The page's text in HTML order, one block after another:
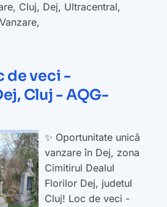
, Cluj, Dej, Ultracentral,
Vanzare,
de veci -
Cluj - AQG-
✨ Oportunitate unică
vanzare în Dej, zona
Cimitirul Dealul
Florilor Dej, judetul
Cluj! Loc de veci -